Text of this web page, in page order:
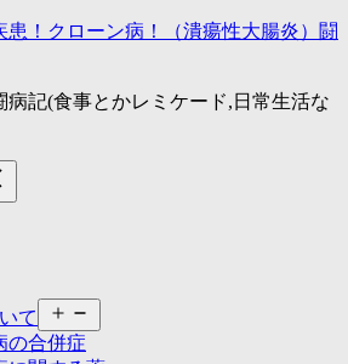
患！クローン病！（潰瘍性大腸炎）闘
記(食事とかレミケード,日常生活な
て
ニ
ュ
の合併症